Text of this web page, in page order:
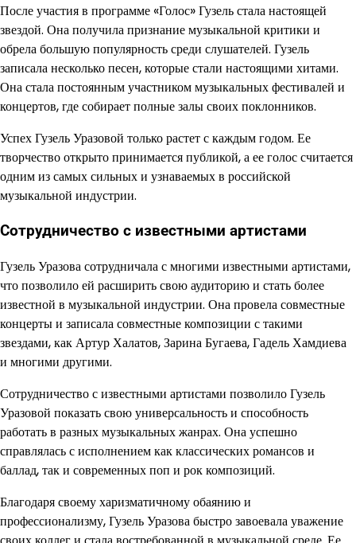
После участия в программе «Голос» Гузель стала настоящей
звездой. Она получила признание музыкальной критики и
обрела большую популярность среди слушателей. Гузель
записала несколько песен, которые стали настоящими хитами.
Она стала постоянным участником музыкальных фестивалей и
концертов, где собирает полные залы своих поклонников.
Успех Гузель Уразовой только растет с каждым годом. Ее
творчество открыто принимается публикой, а ее голос считается
одним из самых сильных и узнаваемых в российской
музыкальной индустрии.
Сотрудничество с известными артистами
Гузель Уразова сотрудничала с многими известными артистами,
что позволило ей расширить свою аудиторию и стать более
известной в музыкальной индустрии. Она провела совместные
концерты и записала совместные композиции с такими
звездами, как Артур Халатов, Зарина Бугаева, Гадель Хамдиева
и многими другими.
Сотрудничество с известными артистами позволило Гузель
Уразовой показать свою универсальность и способность
работать в разных музыкальных жанрах. Она успешно
справлялась с исполнением как классических романсов и
баллад, так и современных поп и рок композиций.
Благодаря своему харизматичному обаянию и
профессионализму, Гузель Уразова быстро завоевала уважение